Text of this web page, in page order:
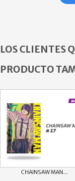
LOS CLIENTES
PRODUCTO
CHAINSAW MAN...